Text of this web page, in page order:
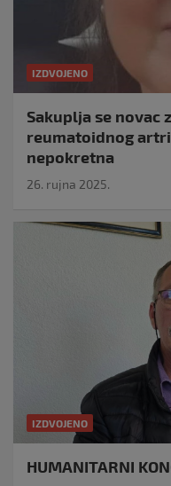
IZDVOJENO
Sakuplja se novac
reumatoidnog
nepokretna
26. rujna 2025.
IZDVOJENO
HUMANITARNI